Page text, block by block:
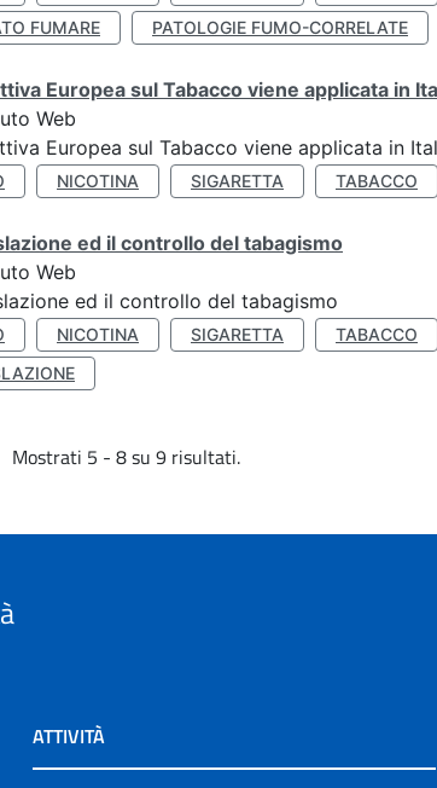
FUMARE
PATOLOGIE FUMO-CORRELATE
Europea sul Tabacco viene applicata in
Web
Europea sul Tabacco viene applicata in
NICOTINA SIGARETTA TABACCO
ed il controllo del tabagismo
Web
ed il controllo del tabagismo
NICOTINA SIGARETTA TABACCO
Mostrati 5 - 8 su 9 risultati.
ATTIVITÀ